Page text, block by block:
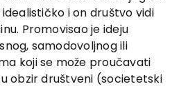
i on društvo vidi
Promovisao je ideju
samodovoljnog ili
koji se može proučavati
obzir društveni (societetski